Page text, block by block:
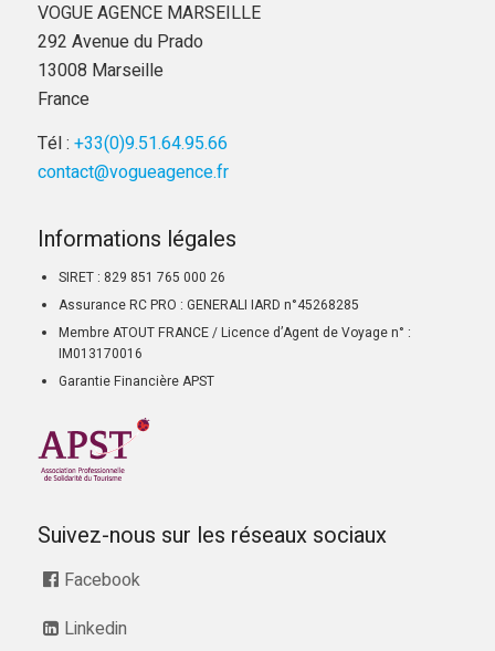
VOGUE AGENCE MARSEILLE
292 Avenue du Prado
13008 Marseille
France
Tél : +33(0)9.51.64.95.66
contact@vogueagence.fr
Informations légales
SIRET : 829 851 765 000 26
Assurance RC PRO : GENERALI IARD n°45268285
Membre ATOUT FRANCE / Licence d’Agent de Voyage n° :
IM013170016
Garantie Financière APST
Suivez-nous sur les réseaux sociaux
Facebook
Linkedin